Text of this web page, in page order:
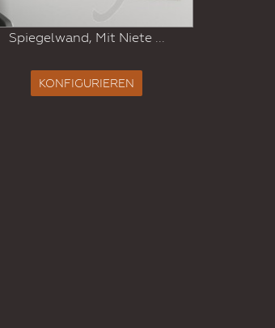
Spiegelwand, Mit Niete ...
KONFIGURIEREN